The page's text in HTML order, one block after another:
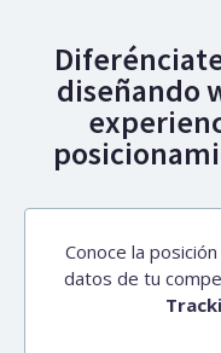
diseñando
Conoce la
datos de tu